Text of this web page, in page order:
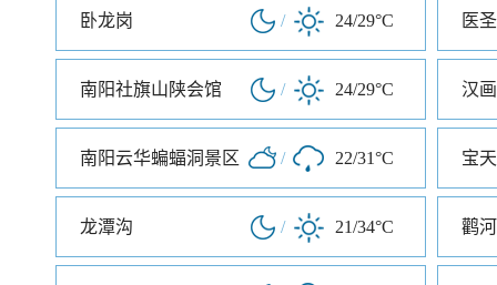
卧龙岗 / 24/29°C 医
南阳社旗山陕会馆 / 24/29°C 汉
南阳云华蝙蝠洞景区 / 22/31°C 宝
龙潭沟 / 21/34°C 鹳